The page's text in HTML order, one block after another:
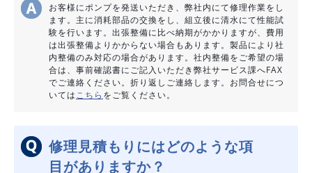
お客様にポンプを発送いただき、弊社内にて修理作業をし
ます。主に消耗部品の交換をし、組立後に清水にて性能試
験を行います。出張整備に比べ納期がかかりますが、費用
は出張整備よりかからない場合もあります。製品により社
内整備のみ対応の場合があります。社内整備をご希望の場
合は、事前確認書にご記入いただき弊社サービス課へFAX
でご連絡ください。折り返しご連絡します。お問合せにつ
いてはこちら をご覧ください。
修理見積もりにはどのような項
目がありますか？